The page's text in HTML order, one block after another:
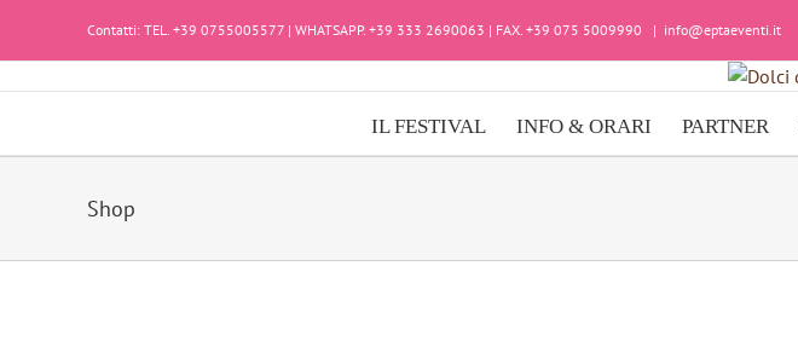
Contatti: TEL. +39 0755005577 | WHATSAPP. +39 333 2690063 | FAX. +39 075 5009990 | info@eptaeventi.it
IL FESTIVAL INFO & ORARI PARTNER
Shop